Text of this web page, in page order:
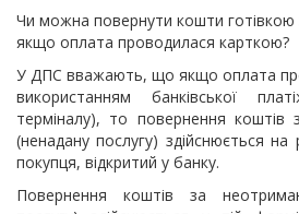
Чи можна повернути кошти
якщо оплата проводилася карткою?
У ДПС вважають, що якщо оплата
використанням банківської
терміналу), то повернення коштів
(ненадану послугу) здійснюється на
покупця, відкритий у банку.
Повернення коштів за